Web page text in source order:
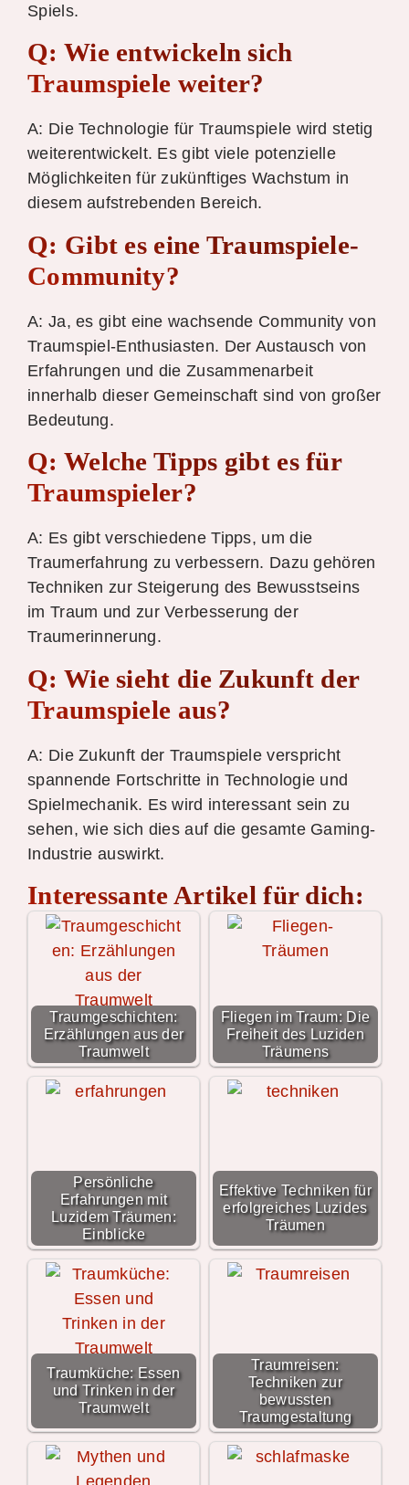
Spiels.
Q: Wie entwickeln sich
Traumspiele weiter?
A: Die Technologie für Traumspiele wird stetig
weiterentwickelt. Es gibt viele potenzielle
Möglichkeiten für zukünftiges Wachstum in
diesem aufstrebenden Bereich.
Q: Gibt es eine Traumspiele-
Community?
A: Ja, es gibt eine wachsende Community von
Traumspiel-Enthusiasten. Der Austausch von
Erfahrungen und die Zusammenarbeit
innerhalb dieser Gemeinschaft sind von großer
Bedeutung.
Q: Welche Tipps gibt es für
Traumspieler?
A: Es gibt verschiedene Tipps, um die
Traumerfahrung zu verbessern. Dazu gehören
Techniken zur Steigerung des Bewusstseins
im Traum und zur Verbesserung der
Traumerinnerung.
Q: Wie sieht die Zukunft der
Traumspiele aus?
A: Die Zukunft der Traumspiele verspricht
spannende Fortschritte in Technologie und
Spielmechanik. Es wird interessant sein zu
sehen, wie sich dies auf die gesamte Gaming-
Industrie auswirkt.
Interessante Artikel für dich:
Traumgeschichten:
Erzählungen aus der
Traumwelt
Fliegen im Traum: Die
Freiheit des Luziden
Träumens
Persönliche
Erfahrungen mit
Luzidem Träumen:
Einblicke
Effektive Techniken für
erfolgreiches Luzides
Träumen
Traumküche: Essen
und Trinken in der
Traumwelt
Traumreisen:
Techniken zur
bewussten
Traumgestaltung